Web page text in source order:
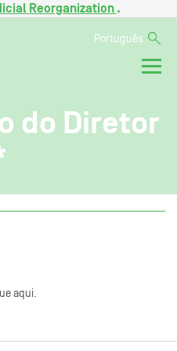
Reorganization .
Português
do Diretor
aqui.